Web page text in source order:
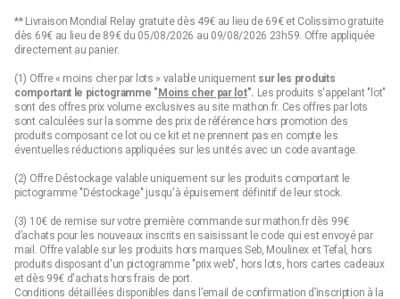
** Livraison Mondial Relay gratuite dès 49€ au lieu de 69€ et Colissimo gratuite
dès 69€ au lieu de 89€ du 05/08/2026 au 09/08/2026 23h59. Offre appliquée
directement au panier.
(1) Offre « moins cher par lots » valable uniquement sur les produits
comportant le pictogramme "Moins cher par lot". Les produits s'appelant "lot"
sont des offres prix volume exclusives au site mathon.fr. Ces offres par lots
sont calculées sur la somme des prix de référence hors promotion des
produits composant ce lot ou ce kit et ne prennent pas en compte les
éventuelles réductions appliquées sur les unités avec un code avantage.
(2) Offre Déstockage valable uniquement sur les produits comportant le
pictogramme "Déstockage" jusqu'à épuisement définitif de leur stock.
(3) 10€ de remise sur votre première commande sur mathon.fr dès 99€
d’achats pour les nouveaux inscrits en saisissant le code qui est envoyé par
mail. Offre valable sur les produits hors marques Seb, Moulinex et Tefal, hors
produits disposant d'un pictogramme "prix web", hors lots, hors cartes cadeaux
et dès 99€ d'achats hors frais de port.
Conditions détaillées disponibles dans l’email de confirmation d’inscription à la